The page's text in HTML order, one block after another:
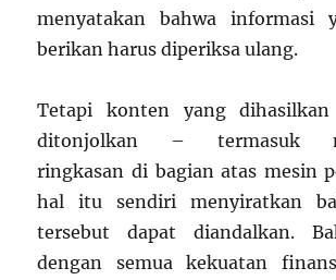
menyatakan bahwa informasi
berikan harus diperiksa ulang.
Tetapi konten yang
ditonjolkan – termasuk
ringkasan di bagian atas mesin
hal itu sendiri menyiratkan
tersebut dapat diandalkan.
dengan semua kekuatan